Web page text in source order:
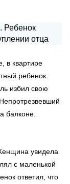
в квартире
ребенок.
избил свою
балконе.
увидела
с маленькой
ответил, что